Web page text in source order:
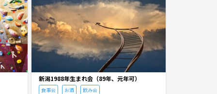
新潟1988年生まれ会（89年、元年可）
食事会 お酒 飲み会